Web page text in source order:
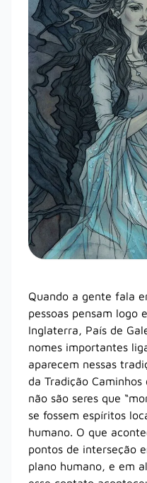
Quando a gente fala
pessoas pensam logo
Inglaterra, País de
nomes importantes
aparecem nessas
da Tradição Caminhos
não são seres que
se fossem espíritos
humano. O que
pontos de interseção
plano humano, e em